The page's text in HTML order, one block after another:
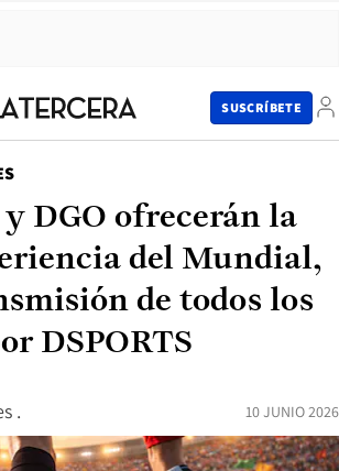
SUSCRÍBETE
DGO ofrecerán la
del Mundial,
de todos los
DSPORTS
. 10 JUNIO 2026